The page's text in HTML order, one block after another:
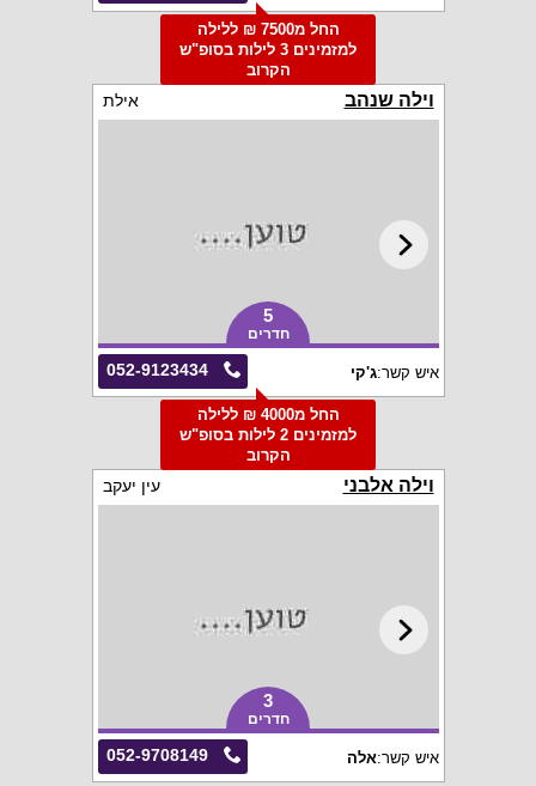
החל מ7500 ₪ ללילה
למזמינים 3 לילות בסופ"ש
הקרוב
וילה שנהב אילת
5
חדרים
052-9123434 איש קשר:ג'קי
החל מ4000 ₪ ללילה
למזמינים 2 לילות בסופ"ש
הקרוב
וילה אלבני עין יעקב
3
חדרים
052-9708149 איש קשר:אלה